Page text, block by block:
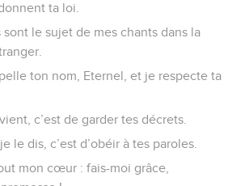
ta loi.
le sujet de mes chants dans la
ton nom, Eternel, et je respecte ta
c’est de garder tes décrets.
le dis, c’est d’obéir à tes paroles.
mon cœur : fais-moi grâce,